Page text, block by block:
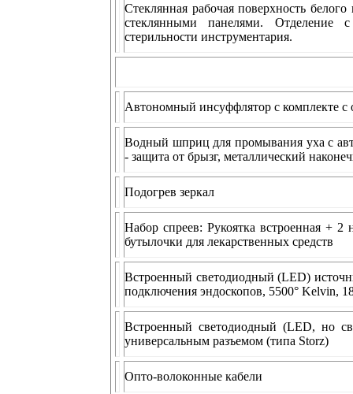
Стеклянная рабочая поверхность
стеклянными панелями.
стерильности инструментария.
Автономный инсуффлятор с комплекте с
Водный шприц для промывания уха с
- защита от брызг, металлический
Подогрев зеркал
Набор спреев: Рукоятка встроенная +
бутылочки для лекарственных средств
Встроенный светодиодный (LED)
подключения эндоскопов, 5500° Kelvin,
Встроенный светодиодный (LED, но
универсальным разъемом (типа Storz)
Опто-волоконные кабели